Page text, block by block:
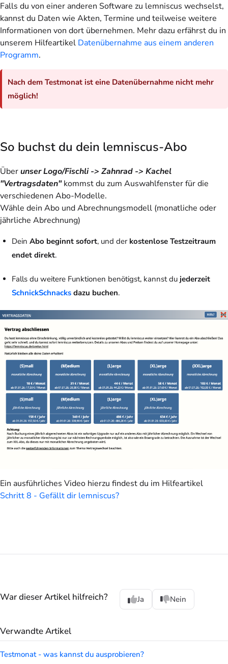
Falls du von einer anderen Software zu lemniscus wechselst,
kannst du Daten wie Akten, Termine und teilweise weitere
Informationen von dort übernehmen. Mehr dazu erfährst du in
unserem Hilfeartikel Datenübernahme aus einem anderen
Programm.
Nach dem Testmonat ist eine Datenübernahme nicht mehr
möglich!
So buchst du dein lemniscus-Abo
Überunser Logo/Fischli -> Zahnrad -> Kachel
"Vertragsdaten"kommst du zum Auswahlfenster für die
verschiedenen Abo-Modelle.
Wähle dein Abo und Abrechnungsmodell (monatliche oder
jährliche Abrechnung)
Dein Abo beginnt sofort, und der kostenlose Testzeitraum
endet direkt.
Falls du weitere Funktionen benötigst, kannst du jederzeit
SchnickSchnacksdazu buchen.
Ein ausführliches Video hierzu findest du im Hilfeartikel
Schritt 8 - Gefällt dir lemniscus?
War dieser Artikel hilfreich? Ja Nein
Verwandte Artikel
Testmonat - was kannst du ausprobieren?